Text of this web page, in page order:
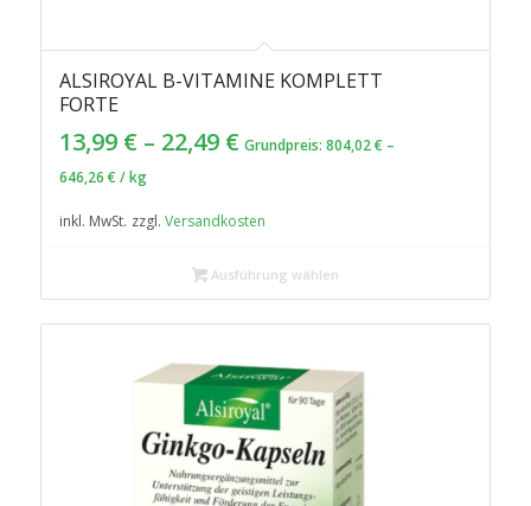
ALSIROYAL B-VITAMINE KOMPLETT
FORTE
13,99 €– 22,49 € Grundpreis: 804,02€ –
646,26 € /kg
inkl. MwSt. zzgl. Versandkosten
Ausführung wählen